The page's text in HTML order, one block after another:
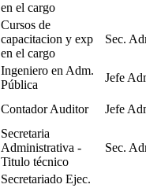
en el cargo
Cursos de
capacitacion y exp
en el cargo
Sec.
Ingeniero en Adm.
Pública
Jefe
Contador Auditor Jefe
Secretaria
Administrativa -
Titulo técnico
Sec.
Secretariado Ejec.